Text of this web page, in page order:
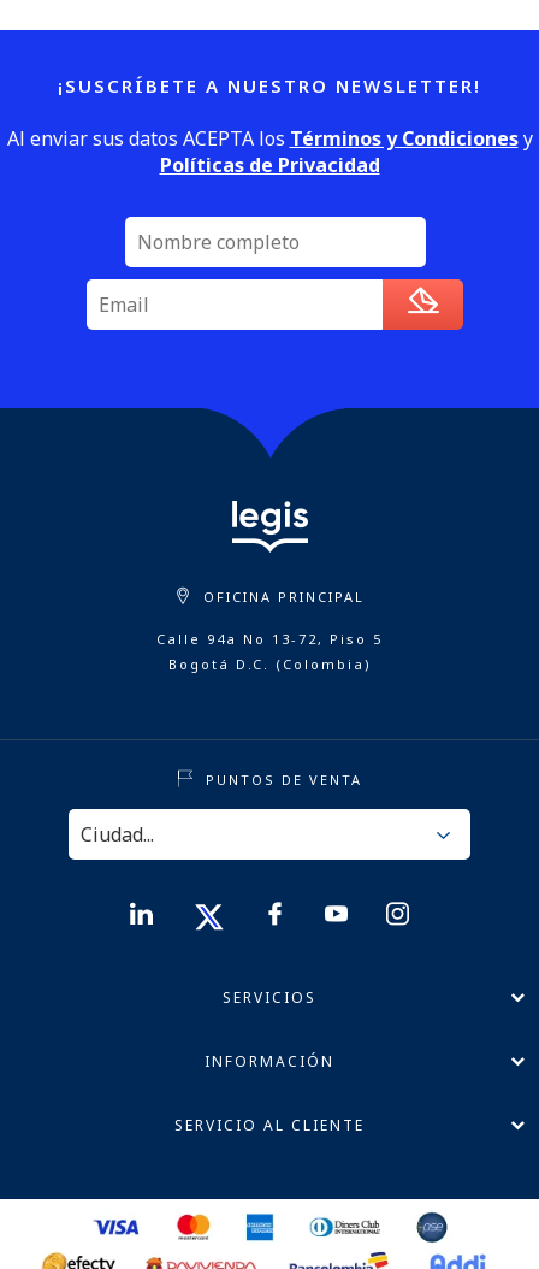
¡SUSCRÍBETE A NUESTRO NEWSLETTER!
Al enviar sus datos ACEPTA los Términos y Condicionesy
Políticas de Privacidad
OFICINA PRINCIPAL
Calle 94a No 13-72, Piso 5
Bogotá D.C. (Colombia)
PUNTOS DE VENTA
SERVICIOS
INFORMACIÓN
SERVICIO AL CLIENTE